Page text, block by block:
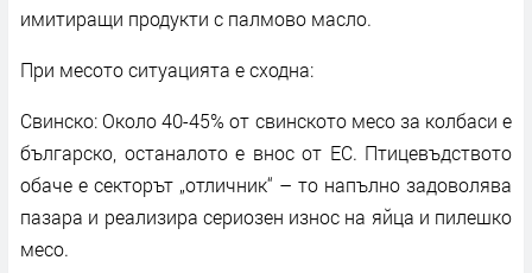
имитиращи продукти с палмово масло.
При месото ситуацията е сходна:
Свинско: Около 40-45% от свинското месо за колбаси е
българско, останалото е внос от ЕС. Птицевъдството
обаче е секторът „отличник“ – то напълно задоволява
пазара и реализира сериозен износ на яйца и пилешко
месо.